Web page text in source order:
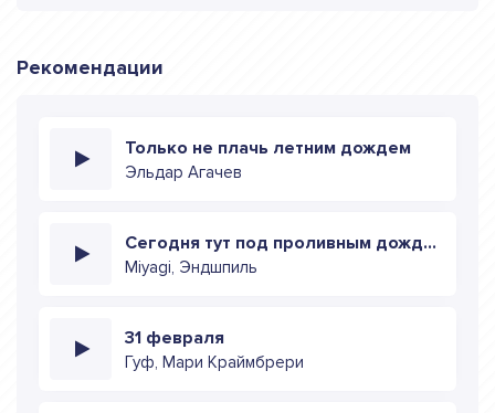
Рекомендации
Только не плачь летним дождем
Эльдар Агачев
Сегодня тут под проливным дождём горело пламя
Miyagi, Эндшпиль
31 февраля
Гуф, Мари Краймбрери